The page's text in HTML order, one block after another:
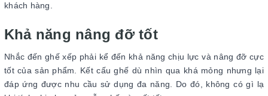
khách hàng.
Khả năng nâng đỡ tốt
Nhắc đến ghế xếp phải kể đến khả năng chịu lực và nâng đỡ cực
tốt của sản phẩm. Kết cấu ghế dù nhìn qua khá mỏng nhưng lại
đáp ứng được nhu cầu sử dụng đa năng. Do đó, không có gì lạ